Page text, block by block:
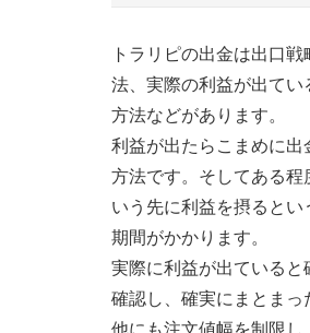
トラリピの出金は出口
法、実際の利益が出て
方法などがあります。
利益が出たらこまめに出
方法です。そしてある
いう先に利益を摂ると
期間がかかります。
実際に利益が出ている
確認し、確実にまとまっ
他にも注文値幅を制限し